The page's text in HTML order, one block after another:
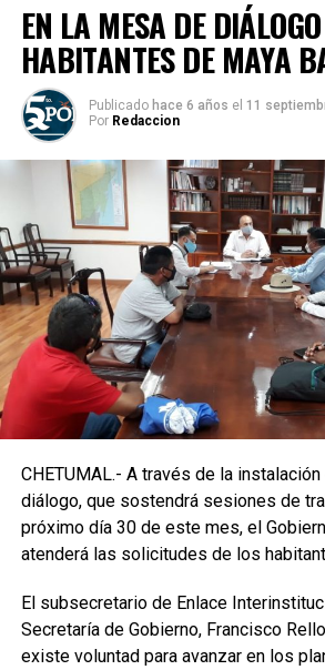
EN LA MESA DE
HABITANTES DE MAYA
Publicado hace 6 años el 11
Por Redaccion
CHETUMAL.- A través de la
diálogo, que sostendrá sesiones de
próximo día 30 de este mes, el
atenderá las solicitudes de los
El subsecretario de Enlace
Secretaría de Gobierno, Francisco
existe voluntad para avanzar en los